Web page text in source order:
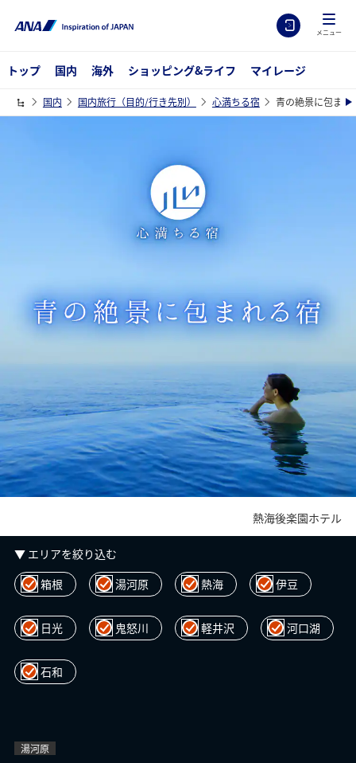
メニュー
トップ 国内 海外 ショッピング&ライフ マイレージ
国内 国内旅行（目的/行き先別） 心満ちる宿 青の絶景に包まれ
熱海後楽園ホテル
▼ エリアを絞り込む
箱根
湯河原 熱海 伊豆
日光 鬼怒川 軽井沢 河口湖
石和
湯河原